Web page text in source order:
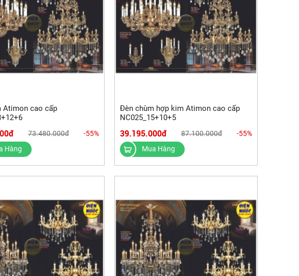
Atimon cao cấp
73.480.000đ
-55%
Hàng
Đèn chùm hợp kim Atimon cao cấp
NC025_15+10+5
39.195.000đ 87.100.000đ
-55%
Mua Hàng